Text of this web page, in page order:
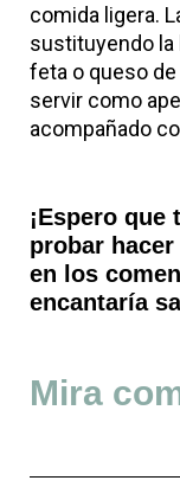
comida ligera.
sustituyendo la
feta o queso
servir como
acompañado
¡Espero
probar
en los
encantaría
Mira